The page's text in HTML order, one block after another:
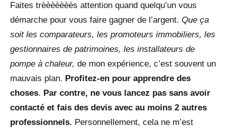
Faites trèèèèèèès attention quand quelqu’un vous
démarche pour vous faire gagner de l’argent. Que ça
soit les comparateurs, les promoteurs immobiliers, les
gestionnaires de patrimoines, les installateurs de
pompe à chaleur, de mon expérience, c’est souvent un
mauvais plan. Profitez-en pour apprendre des
choses. Par contre, ne vous lancez pas sans avoir
contacté et fais des devis avec au moins 2 autres
professionnels. Personnellement, cela ne m’est